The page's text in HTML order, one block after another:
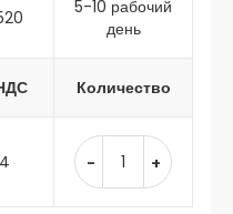
5-10 рабочий
день
Количество
- +